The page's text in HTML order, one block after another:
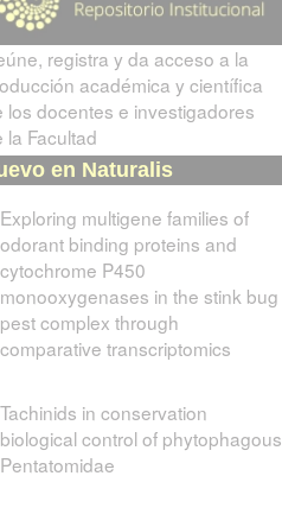
registra y da acceso a la
académica y científica
los docentes e investigadores
la Facultad
en Naturalis
Exploring multigene families of
odorant binding proteins and
cytochrome P450
monooxygenases in the stink bug
pest complex through
comparative transcriptomics
Tachinids in conservation
biological control of phytophagous
Pentatomidae